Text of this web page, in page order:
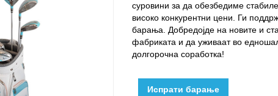
суровини за да обезбедиме
високо конкурентни цени. Ги
барања. Добредојде на новите и
фабриката и да уживаат во
долгорочна соработка!
Испрати барање